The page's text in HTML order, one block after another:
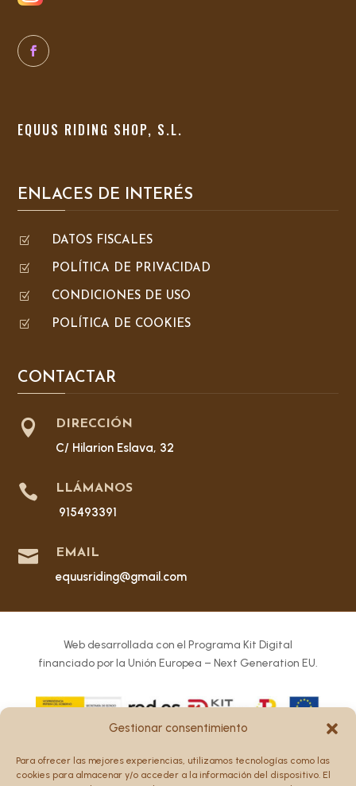
Gestionar consentimiento
Para ofrecer las mejores experiencias, utilizamos tecnologías como las
cookies para almacenar y/o acceder a la información del dispositivo. El
EQUUS RIDING SHOP, S.L.
ENLACES DE INTERÉS
Z DATOS FISCALES
Z POLÍTICA DE PRIVACIDAD
Z CONDICIONES DE USO
Z POLÍTICA DE COOKIES
CONTACTAR
 DIRECCIÓN
C/ Hilarion Eslava, 32
 LLÁMANOS
915493391
 EMAIL
equusriding@gmail.com
Web desarrollada con el Programa Kit Digital
financiado por la Unión Europea – Next Generation EU.
son únicamente los del autor o autores y no reflejan